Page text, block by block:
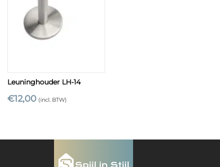
Leuninghouder LH-14
€12,00 (incl. BTW)